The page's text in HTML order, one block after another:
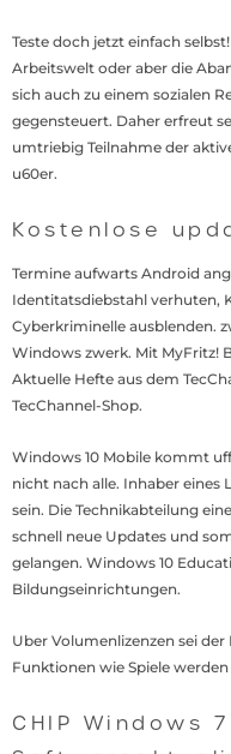
Teste doch jetzt einfach
Arbeitswelt oder aber die
sich auch zu einem sozialen
gegensteuert. Daher erfreut
umtriebig Teilnahme der
u60er.
Kostenlose
Termine aufwarts Android
Identitatsdiebstahl verhuten,
Cyberkriminelle ausblenden.
Windows zwerk. Mit MyFritz!
Aktuelle Hefte aus dem
TecChannel-Shop.
Windows 10 Mobile kommt
nicht nach alle. Inhaber eines
sein. Die Technikabteilung
schnell neue Updates und
gelangen. Windows 10
Bildungseinrichtungen.
Uber Volumenlizenzen sei
Funktionen wie Spiele
CHIP Windows 7